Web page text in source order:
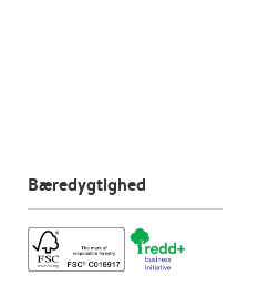
Bæredygtighed